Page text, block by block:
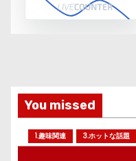
You missed
1.趣味関連 3.ホットな話題